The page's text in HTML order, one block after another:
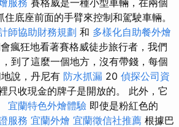
底座前面的手臂來控制和駕駛車輛。
師協助財務規劃 和 多樣化自助餐外燴
瘋狂地看著賽格威徒步旅行者，我們
到了這麼一個地方，沒有帶錢，每個
說，丹尼有 防水抓漏 20 偵探公司資
只收現金的牌子是開放的。 此外，它
宜蘭特色外燴體驗 即使是粉紅色的
服務 宜蘭外燴 宜蘭徵信社推薦 根據巴